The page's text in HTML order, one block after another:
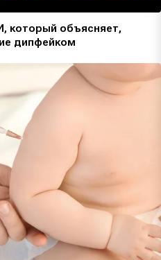
который объясняет,
дипфейком